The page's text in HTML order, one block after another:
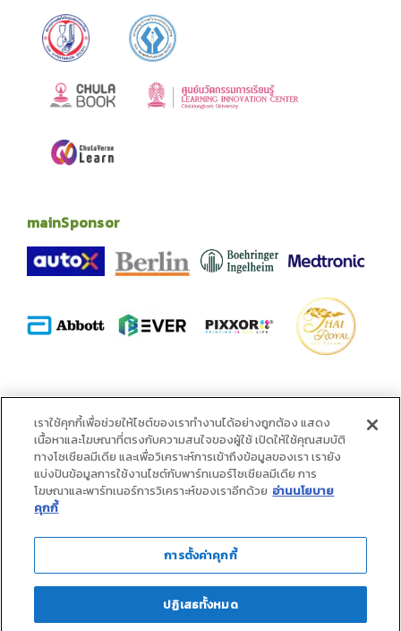
mainSponsor
alliance
เราใช้คุกกี้เพื่อช่วยให้ไซต์ของเราทำงานได้อย่างถูกต้อง แสดง
เนื้อหาและโฆษณาที่ตรงกับความสนใจของผู้ใช้ เปิดให้ใช้คุณสมบัติ
ทางโซเชียลมีเดีย และเพื่อวิเคราะห์การเข้าถึงข้อมูลของเรา เรายัง
แบ่งปันข้อมูลการใช้งานไซต์กับพาร์ทเนอร์โซเชียลมีเดีย การ
โฆษณาและพาร์ทเนอร์การวิเคราะห์ของเราอีกด้วย อ่านนโยบาย
คุกกี้
การตั้งค่าคุกกี้
ปฏิเสธทั้งหมด